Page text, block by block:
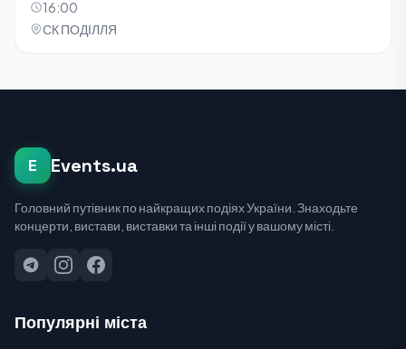
16:00
СК ПОДІЛЛЯ
E Events.ua
Головний путівник по найкращих подіях України. Знаходьте
концерти, вистави, виставки та інші події у вашому місті.
Популярні міста